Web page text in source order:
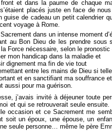
et dans la paume de chaque
placés juste en face de
guise de cadeau un petit calendrier
voyage à Rome.
dans un intense moment
au Bon Dieu de les prendre
Force nécessaire, selon le
mon handicap dans la maladie et
dignement ma fin de vie tout
entre les mains de Dieu si
et en sanctifiant ma souffrance et
aussi pour ma guérison.
j’avais invité à déjeuner toute
et qui se retrouverait seule
occasion et ce Sacrement me
soit un époux, une épouse, un
seule personne… même le père